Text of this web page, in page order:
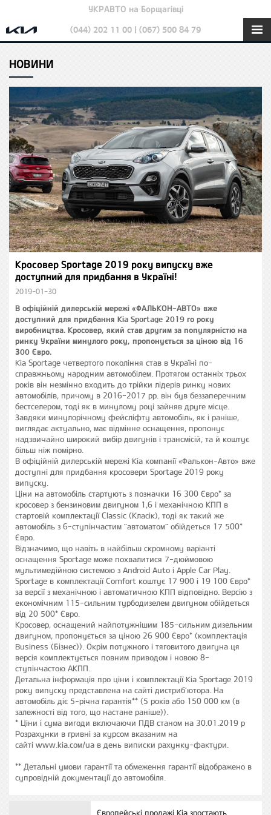
УКРАВТО на Борщагівці
(044) 202 11 00 | (067) 500 84 79
НОВИНИ
Кросовер Sportage 2019 року випуску вже
доступний для придбання в Україні!
2019-01-30
В офіційній дилерській мережі «ФАЛЬКОН-АВТО» вже
доступний для придбання Kia Sportage 2019 го року
виробництва. Кросовер, який став другим за популярністю на
ринку України минулого року, пропонується за ціною від 16
300 Євро.
Kia Sportage четвертого покоління став в Україні по-
справжньому народним автомобілем. Протягом останніх трьох
років він незмінно входить до трійки лідерів ринку нових
автомобілів, причому в 2016-2017 рр. він був беззаперечним
бестселером, тоді як в минулому році зайняв друге місце.
Завдяки минулорічному фейсліфту автомобіль, як і раніше,
виглядає актуально, має відмінне оснащення, пропонує
надзвичайно широкий вибір двигунів і трансмісій, та й коштує
більш ніж помірно.
В офіційній дилерській мережі Kia компанії «Фалькон-Авто» вже
доступні для придбання кросовери Sportage 2019 року
випуску.
Ціни на автомобіль стартують з позначки 16 300 Євро* за
кросовер з бензиновим двигуном 1,6 і механічною КПП в
стартовій комплектації Classic (Класік), тоді як такий же
автомобіль з 6-ступінчастим "автоматом" обійдеться 17 500*
Євро.
Відзначимо, що навіть в найбільш скромному варіанті
оснащення Sportage може похвалитися 7-дюймовою
мультимедійною системою з Android Auto і Apple Car Play.
Sportage в комплектації Comfort коштує 17 900 і 19 100 Євро*
за версії з механічною і автоматичною КПП відповідно. Версію з
економічним 115-сильним турбодизелем двигуном обійдеться
від 20 500* Євро.
Кросовер, оснащений найпотужнішим 185-сильним дизельним
двигуном, пропонується за ціною 26 900 Євро* (комплектація
Business (Бізнес)). Окрім потужного і тяговитого двигуна ця
версія комплектується повним приводом і новою 8-
ступінчастою АКПП.
Детальна інформація про ціни і комплектації Kia Sportage 2019
року випуску представлена на сайті дистриб’ютора. На
автомобіль діє 5-річна гарантія** (5 років або 150 000 км (в
залежності від того, що настане раніше)).
* Ціни і сума вигоди включаючи ПДВ станом на 30.01.2019 р
Розрахунки в гривні за курсом вказаним на
сайті www.kia.сом/ua в день виписки рахунку-фактури.
** Детальні умови гарантії та обмеження гарантії відображено в
супровідній документації до автомобіля.
Європейські продажі Kia зростають